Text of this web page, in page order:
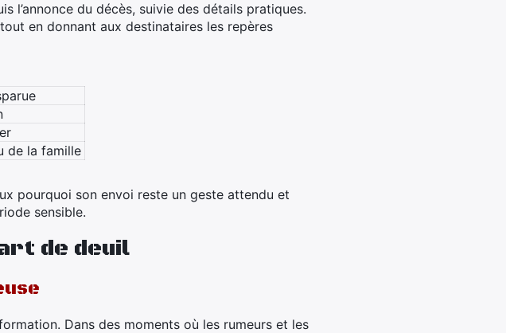
l’annonce du décès, suivie des détails pratiques.
tout en donnant aux destinataires les repères
de la famille
pourquoi son envoi reste un geste attendu et
sensible.
de deuil
Dans des moments où les rumeurs et les